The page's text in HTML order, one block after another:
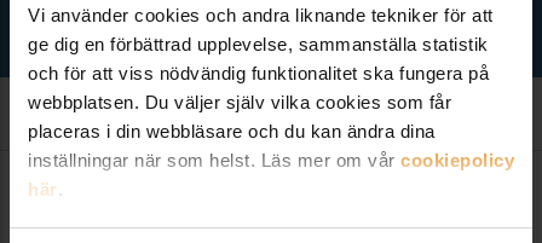
Vi använder cookies och andra liknande tekniker för att
ge dig en förbättrad upplevelse, sammanställa statistik
och för att viss nödvändig funktionalitet ska fungera på
webbplatsen. Du väljer själv vilka cookies som får
placeras i din webbläsare och du kan ändra dina
inställningar när som helst. Läs mer om vår cookiepolicy
här.
Kontakt